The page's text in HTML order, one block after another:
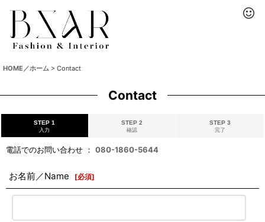
HOME／ホーム > Contact
Contact
STEP 1
入力
STEP 2
確認
STEP 3
完了
電話でのお問い合わせ ： 080-1860-5644
お名前／Name [必須]